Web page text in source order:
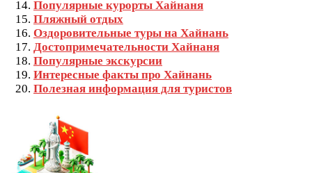
Популярные курорты Хайнаня
Пляжный отдых
Оздоровительные туры на Хайнань
Достопримечательности Хайнаня
Популярные экскурсии
Интересные факты про Хайнань
Полезная информация для туристов